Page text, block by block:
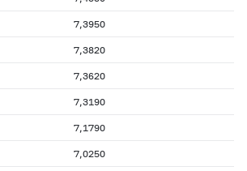
7,3950
7,3820
7,3620
7,3190
7,1790
7,0250